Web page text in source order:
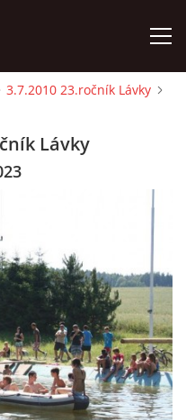
2026
FICHTLCUP 2026
3.7.2010 23.ročník Lávky
Lávky